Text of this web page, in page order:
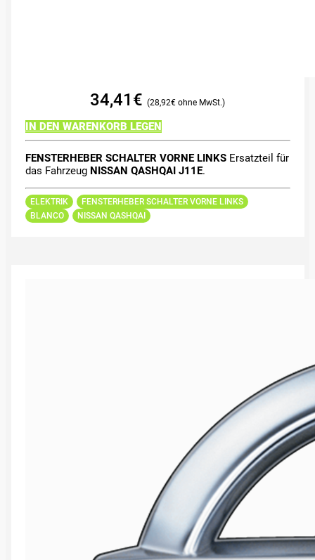
34,41 € 28,92€
IN DEN WARENKORB LEGEN
FENSTERHEBER SCHALTER VORNE LINKSErsatzteil für
das Fahrzeug NISSAN QASHQAI J11E.
ELEKTRIK
FENSTERHEBER SCHALTER VORNE LINKS
BLANCO
NISSAN QASHQAI